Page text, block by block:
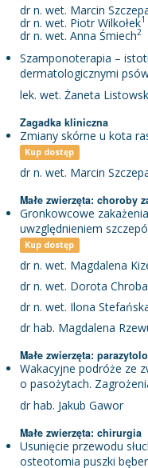
dr n. wet. Marcin
dr n. wet. Piotr Wilkołek1
dr n. wet. Anna Śmiech2
Szamponoterapia –
dermatologicznymi
lek. wet. Żaneta
Zagadka kliniczna
Zmiany skórne u kota
Kup dostęp
dr n. wet. Marcin
Małe zwierzęta: choroby
Gronkowcowe
uwzględnieniem
Kup dostęp
dr n. wet. Magdalena
dr n. wet. Dorota
dr n. wet. Ilona
dr hab. Magdalena
Małe zwierzęta:
Wakacyjne podróże ze
o pasożytach.
dr hab. Jakub Gawor
Małe zwierzęta: chirurgia
Usunięcie przewodu
osteotomia puszki